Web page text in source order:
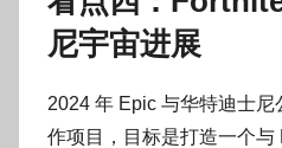
尼宇宙进展
2024 年 Epic 与华特迪士
作项目，目标是打造一个与